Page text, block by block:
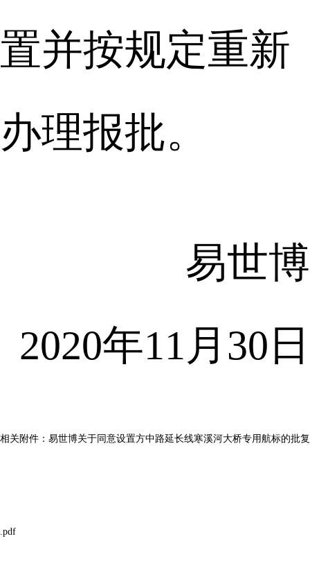
置并按规定重新
办理报批。
易世博
2020年11月30日
相关附件： 易世博关于同意设置方中路延长线寒溪河大桥专用航标的批复
.pdf